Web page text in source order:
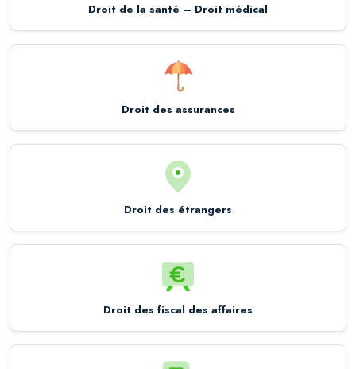
Droit de la santé – Droit médical
Droit des assurances
Droit des étrangers
Droit des fiscal des affaires